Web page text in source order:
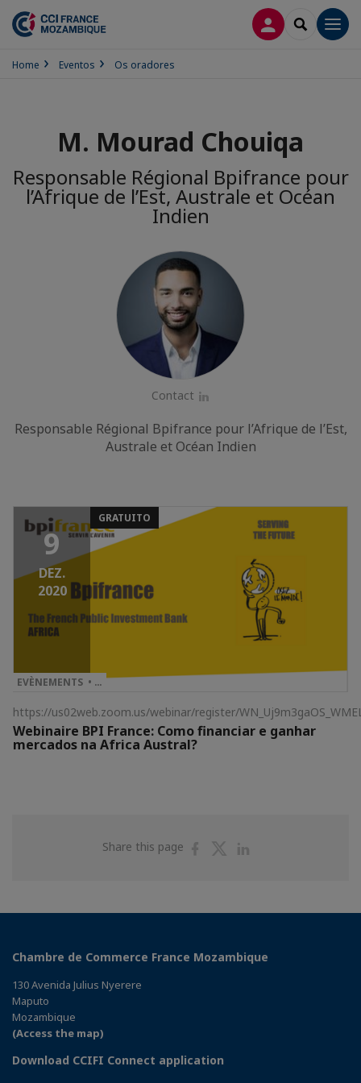
CONEXÃOSEARCH
Home Eventos Os oradores
M. Mourad Chouiqa
Responsable Régional Bpifrance pour
l’Afrique de l’Est, Australe et Océan
Indien
Contact
Responsable Régional Bpifrance pour l’Afrique de l’Est,
Australe et Océan Indien
9
DEZ.
2020
GRATUITO
EVÈNEMENTS • …
https://us02web.zoom.us/webinar/register/
Webinaire BPI France: Como financiar e ganhar
mercados na Africa Austral?
Share this page
ShareShare
Chambre de Commerce France Mozambique
130 Avenida Julius Nyerere
Maputo
Mozambique
(Access the map)
Download CCIFI Connect application